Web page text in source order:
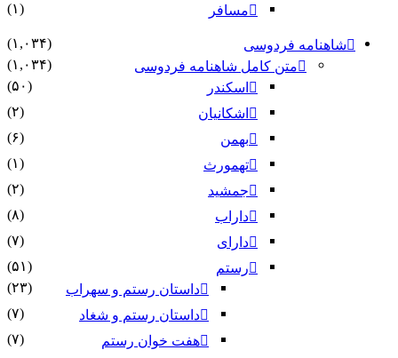
مسافر
(۱)
شاهنامه فردوسی
(۱,۰۳۴)
متن کامل شاهنامه فردوسی
(۱,۰۳۴)
اسکندر
(۵۰)
اشکانیان
(۲)
بهمن
(۶)
تهمورث
(۱)
جمشید
(۲)
داراب
(۸)
دارای
(۷)
رستم
(۵۱)
داستان رستم و سهراب
(۲۳)
داستان رستم و شغاد
(۷)
هفت خوان رستم‏
(۷)